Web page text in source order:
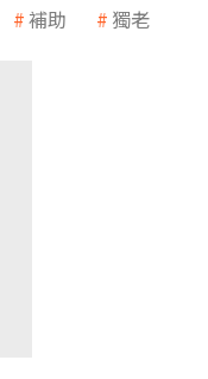
補助 獨老